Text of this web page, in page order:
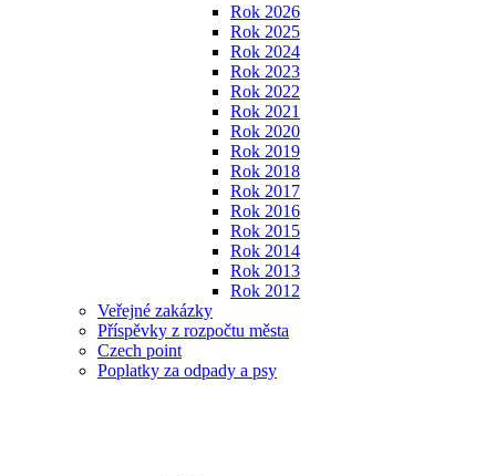
Rok 2026
Rok 2025
Rok 2024
Rok 2023
Rok 2022
Rok 2021
Rok 2020
Rok 2019
Rok 2018
Rok 2017
Rok 2016
Rok 2015
Rok 2014
Rok 2013
Rok 2012
Veřejné zakázky
Příspěvky z rozpočtu města
Czech point
Poplatky za odpady a psy